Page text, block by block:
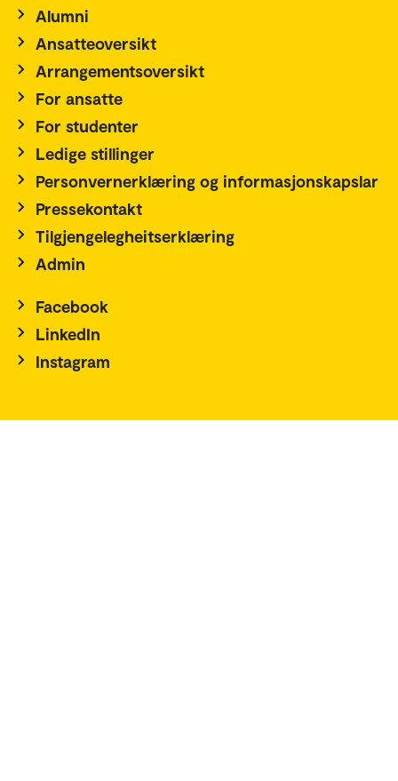
Alumni
Ansatteoversikt
Arrangementsoversikt
For ansatte
For studenter
Ledige stillinger
Personvernerklæring og informasjonskapslar
Pressekontakt
Tilgjengelegheitserklæring
Admin
Facebook
LinkedIn
Instagram